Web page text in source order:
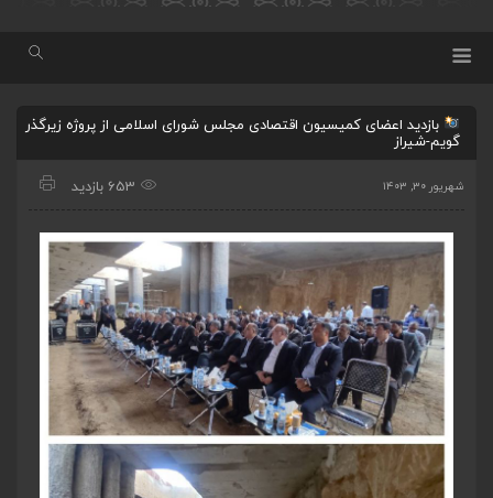
بازدید اعضای کمیسیون اقتصادی مجلس شورای اسلامی از پروژه زیرگذر
گویم-شیراز
شهریور ۳۰, ۱۴۰۳ 653 بازدید